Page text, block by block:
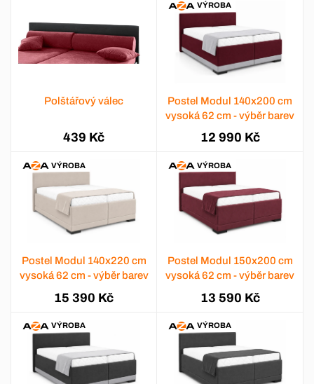
Polštářový válec
439 Kč
VÝROBA
Postel Modul 140x200 cm
vysoká 62 cm - výběr barev
12 990 Kč
VÝROBA
Postel Modul 140x220 cm
vysoká 62 cm - výběr barev
15 390 Kč
VÝROBA
Postel Modul 150x200 cm
vysoká 62 cm - výběr barev
13 590 Kč
VÝROBA VÝROBA